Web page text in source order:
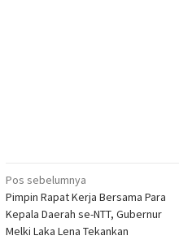
Navigasi
pos
Pos sebelumnya
Pimpin Rapat Kerja Bersama Para
Kepala Daerah se-NTT, Gubernur
Melki Laka Lena Tekankan